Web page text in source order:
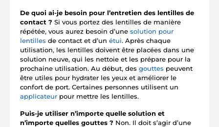
De quoi ai-je besoin pour l’entretien des lentilles de
contact ? Si vous portez des lentilles de manière
répétée, vous aurez besoin d’une solution pour
lentilles de contact et d’un étui. Après chaque
utilisation, les lentilles doivent être placées dans une
solution neuve, qui les nettoie et les prépare pour la
prochaine utilisation. Au début, des gouttes peuvent
être utiles pour hydrater les yeux et améliorer le
confort de port. Certaines personnes utilisent un
applicateur pour mettre les lentilles.
Puis-je utiliser n’importe quelle solution et
n’importe quelles gouttes ? Non. Il doit s’agir d’une